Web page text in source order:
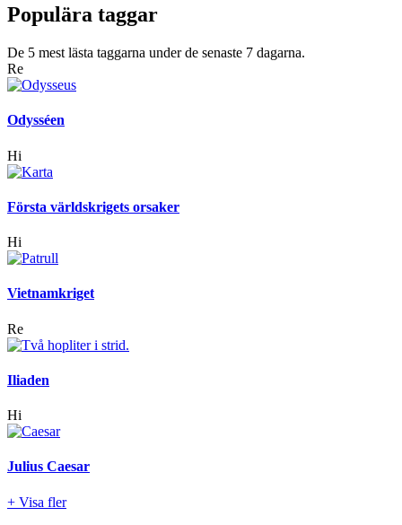
Populära taggar
De 5 mest lästa taggarna under de senaste 7 dagarna.
Re
Odysséen
Hi
Första världskrigets orsaker
Hi
Vietnamkriget
Re
Iliaden
Hi
Julius Caesar
+ Visa fler